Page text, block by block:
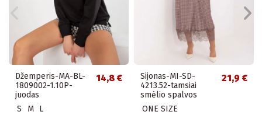
Džemperis-MA-BL-
1809002-1.10P-
juodas
14,8 €
S M L
Sijonas-MI-SD-
4213.52-tamsiai
smėlio spalvos
21,9 €
ONE SIZE